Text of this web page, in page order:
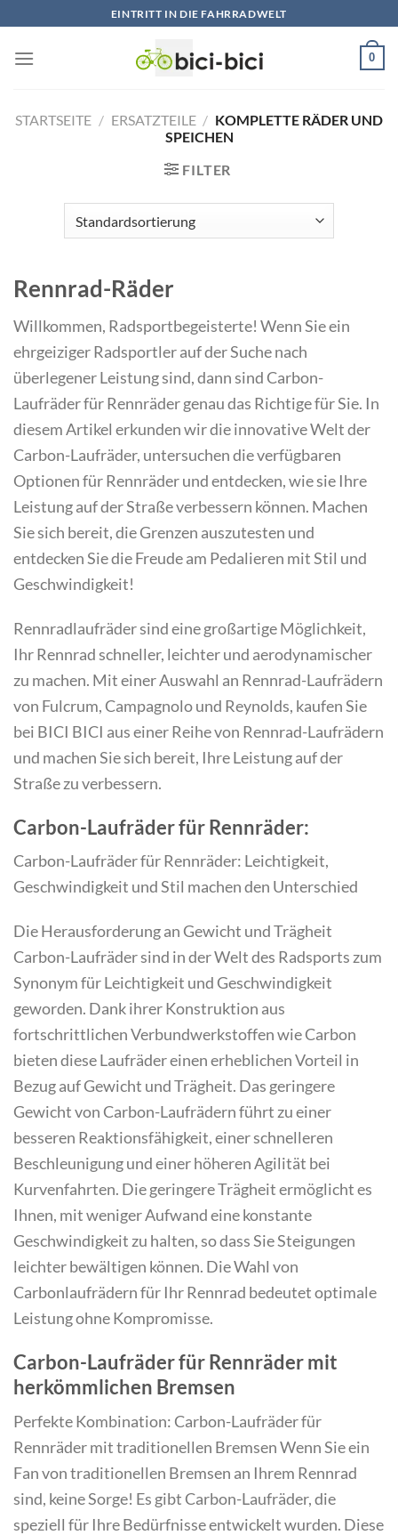
Inhalt
springen
EINTRITT IN DIE FAHRRADWELT
0
STARTSEITE / ERSATZTEILE / KOMPLETTE RÄDER UND
SPEICHEN
FILTER
Rennrad-Räder
Willkommen, Radsportbegeisterte! Wenn Sie ein
ehrgeiziger Radsportler auf der Suche nach
überlegener Leistung sind, dann sind Carbon-
Laufräder für Rennräder genau das Richtige für Sie. In
diesem Artikel erkunden wir die innovative Welt der
Carbon-Laufräder, untersuchen die verfügbaren
Optionen für Rennräder und entdecken, wie sie Ihre
Leistung auf der Straße verbessern können. Machen
Sie sich bereit, die Grenzen auszutesten und
entdecken Sie die Freude am Pedalieren mit Stil und
Geschwindigkeit!
Rennradlaufräder sind eine großartige Möglichkeit,
Ihr Rennrad schneller, leichter und aerodynamischer
zu machen. Mit einer Auswahl an Rennrad-Laufrädern
von Fulcrum, Campagnolo und Reynolds, kaufen Sie
bei BICI BICI aus einer Reihe von Rennrad-Laufrädern
und machen Sie sich bereit, Ihre Leistung auf der
Straße zu verbessern.
Carbon-Laufräder für Rennräder:
Carbon-Laufräder für Rennräder: Leichtigkeit,
Geschwindigkeit und Stil machen den Unterschied
Die Herausforderung an Gewicht und Trägheit
Carbon-Laufräder sind in der Welt des Radsports zum
Synonym für Leichtigkeit und Geschwindigkeit
geworden. Dank ihrer Konstruktion aus
fortschrittlichen Verbundwerkstoffen wie Carbon
bieten diese Laufräder einen erheblichen Vorteil in
Bezug auf Gewicht und Trägheit. Das geringere
Gewicht von Carbon-Laufrädern führt zu einer
besseren Reaktionsfähigkeit, einer schnelleren
Beschleunigung und einer höheren Agilität bei
Kurvenfahrten. Die geringere Trägheit ermöglicht es
Ihnen, mit weniger Aufwand eine konstante
Geschwindigkeit zu halten, so dass Sie Steigungen
leichter bewältigen können. Die Wahl von
Carbonlaufrädern für Ihr Rennrad bedeutet optimale
Leistung ohne Kompromisse.
Carbon-Laufräder für Rennräder mit
herkömmlichen Bremsen
Perfekte Kombination: Carbon-Laufräder für
Rennräder mit traditionellen Bremsen Wenn Sie ein
Fan von traditionellen Bremsen an Ihrem Rennrad
sind, keine Sorge! Es gibt Carbon-Laufräder, die
speziell für Ihre Bedürfnisse entwickelt wurden. Diese